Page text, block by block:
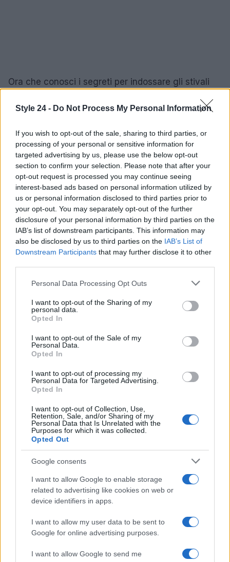
Style 24 - Do Not Process My Personal Information
If you wish to opt-out of the sale, sharing to third parties, or
processing of your personal or sensitive information for
targeted advertising by us, please use the below opt-out
section to confirm your selection. Please note that after your
opt-out request is processed you may continue seeing
interest-based ads based on personal information utilized by
us or personal information disclosed to third parties prior to
your opt-out. You may separately opt-out of the further
disclosure of your personal information by third parties on the
IAB’s list of downstream participants. This information may
also be disclosed by us to third parties on the IAB’s List of
Downstream Participants that may further disclose it to other
Please note that this website/app uses one or more Google
not limited to your visit or usage behaviour. You may click to
grant or deny consent to Google and its third-party tags to
use your data for below specified purposes in below Google
consent section.
Personal Data Processing Opt Outs
I want to opt-out of the Sharing of my
personal data.
Opted In
I want to opt-out of the Sale of my
Personal Data.
Opted In
I want to opt-out of processing my
Personal Data for Targeted Advertising.
Opted In
I want to opt-out of Collection, Use,
Retention, Sale, and/or Sharing of my
Personal Data that Is Unrelated with the
Purposes for which it was collected.
Opted Out
Google consents
I want to allow Google to enable storage
related to advertising like cookies on web or
device identifiers in apps.
I want to allow my user data to be sent to
Google for online advertising purposes.
I want to allow Google to send me
Ora che conosci i segreti per indossare gli stivali
divertirti con il tuo stile. Gli stivali non sono solo un
personalità e farti notare. Non perdere l’occasione
di brillare e di essere sempre alla moda! ✨
AUTORE
Staff
Continua a leggere
BELLEZZA